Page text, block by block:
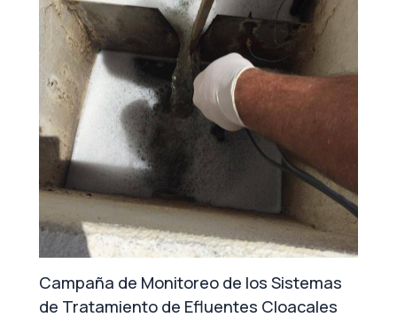
Campaña de Monitoreo de los Sistemas
de Tratamiento de Efluentes Cloacales